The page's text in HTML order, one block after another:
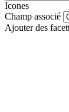
Icones
Champ associé
Ajouter des